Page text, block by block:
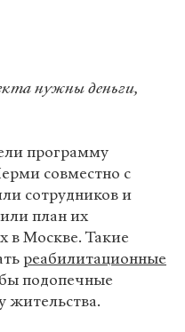
нужны деньги,
программу
совместно с
сотрудников и
план их
в Москве. Такие
реабилитационные
подопечные
жительства.